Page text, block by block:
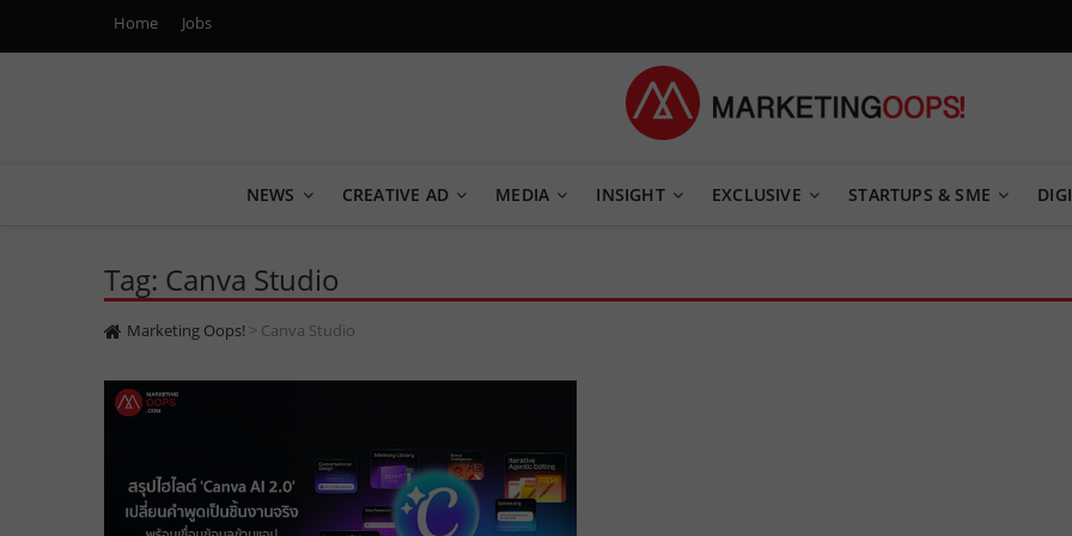
Home Jobs
Marketing Oops!
NEWS CREATIVE AD MEDIA INSIGHT EXCLUSIVE STARTUPS & SME
Tag: Canva Studio
Marketing Oops! > Canva Studio